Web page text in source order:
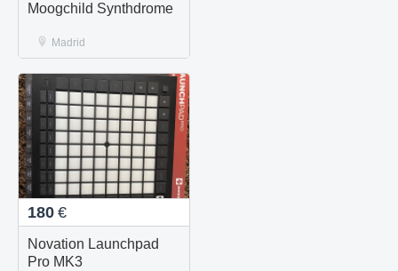
Moogchild Synthdrome
Madrid
180 €
Novation Launchpad
Pro MK3